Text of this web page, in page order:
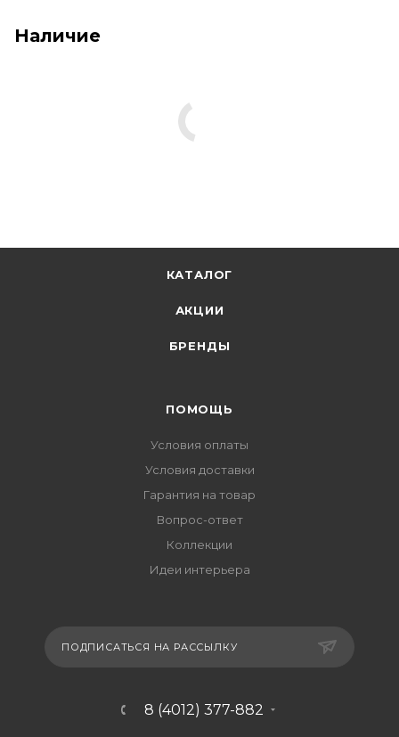
Наличие
КАТАЛОГ
АКЦИИ
БРЕНДЫ
ПОМОЩЬ
Условия оплаты
Условия доставки
Гарантия на товар
Вопрос-ответ
Коллекции
Идеи интерьера
ПОДПИСАТЬСЯ НА РАССЫЛКУ
8 (4012) 377-882